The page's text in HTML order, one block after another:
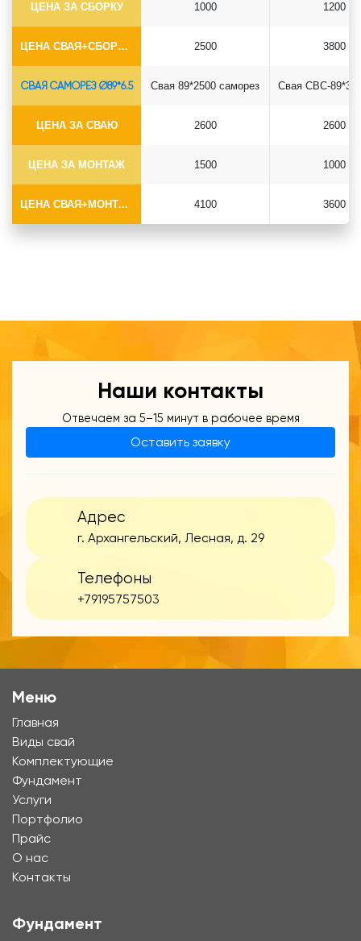
ЦЕНА ЗА СБОРКУ
ЦЕНА СВАЯ+СБОРКА (БЕЗ ОГОЛОВКА)
1000
2500
1200
3800
СВАЯ САМОРЕЗ Ø89*6.5
ЦЕНА ЗА СВАЮ
ЦЕНА ЗА МОНТАЖ
ЦЕНА СВАЯ+МОНТАЖ (БЕЗ ОГОЛОВКА)
Свая 89*2500 саморез
2600
1500
4100
2600
1000
3600
Наши контакты
Отвечаем за 5–15 минут в рабочее время
Оставить заявку
Адрес
г. Архангельский, Лесная, д. 29
Телефоны
+79195757503
Меню
Главная
Виды свай
Комплектующие
Фундамент
Услуги
Портфолио
Прайс
О нас
Контакты
Фундамент